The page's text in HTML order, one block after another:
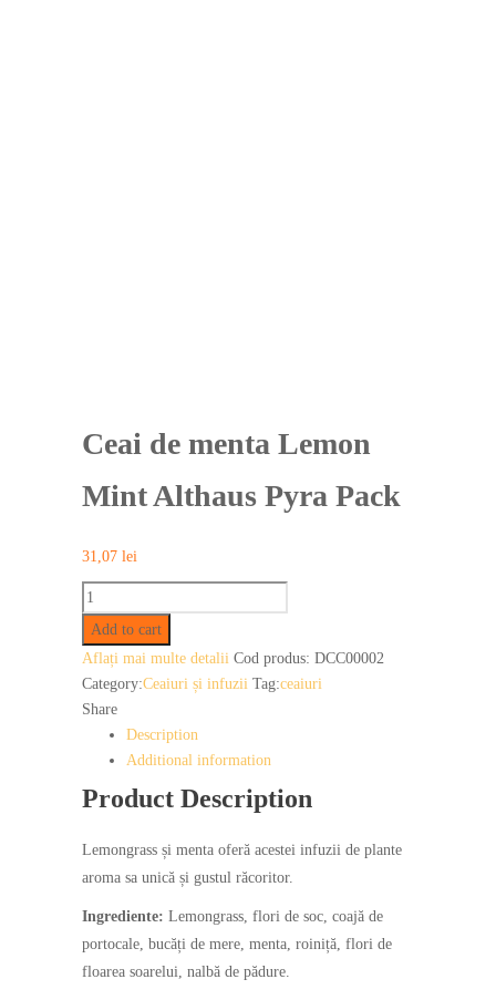
Ceai de menta Lemon
Mint Althaus Pyra Pack
31,07 lei
Ceai
de
menta
Lemon
Mint
quantity
Add to cart
Aflați mai multe detalii Cod produs: DCC00002
Category:Ceaiuri și infuzii Tag:ceaiuri
Share
Description
Additional information
Product Description
Lemongrass și menta oferă acestei infuzii de plante
aroma sa unică și gustul răcoritor.
Ingrediente: Lemongrass, flori de soc, coajă de
portocale, bucăți de mere, menta, roiniță, flori de
floarea soarelui, nalbă de pădure.